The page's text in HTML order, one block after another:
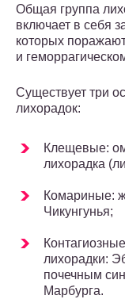
Общая группа
включает в себя
которых
и
Существует три
лихорадок:
Клещевые:
лихорадка
Комариные:
Чикунгунья;
лихорадки:
почечным
Марбурга.